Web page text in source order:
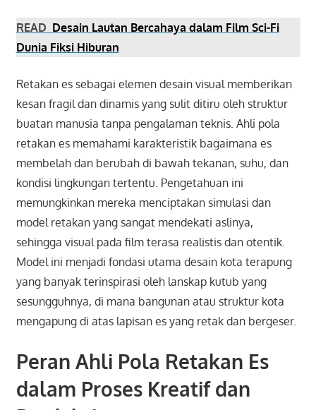
READ Desain Lautan Bercahaya dalam Film Sci-Fi
Dunia Fiksi Hiburan
Retakan es sebagai elemen desain visual memberikan
kesan fragil dan dinamis yang sulit ditiru oleh struktur
buatan manusia tanpa pengalaman teknis. Ahli pola
retakan es memahami karakteristik bagaimana es
membelah dan berubah di bawah tekanan, suhu, dan
kondisi lingkungan tertentu. Pengetahuan ini
memungkinkan mereka menciptakan simulasi dan
model retakan yang sangat mendekati aslinya,
sehingga visual pada film terasa realistis dan otentik.
Model ini menjadi fondasi utama desain kota terapung
yang banyak terinspirasi oleh lanskap kutub yang
sesungguhnya, di mana bangunan atau struktur kota
mengapung di atas lapisan es yang retak dan bergeser.
Peran Ahli Pola Retakan Es
dalam Proses Kreatif dan